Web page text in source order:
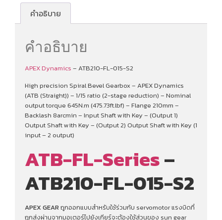
คำอธิบาย
คำอธิบาย
APEX Dynamics – ATB210-FL-015-S2
High precision Spiral Bevel Gearbox – APEX Dynamics
(ATB (Straight)) – 1/15 ratio (2-stage reduction) – Nominal
output torque 645N.m (475.73ft.lbf) – Flange 210mm –
Backlash 8arcmin – Input Shaft with Key – (Output 1)
Output Shaft with Key – (Output 2) Output Shaft with Key (1
input – 2 output)
ATB-FL-Series–
ATB210-FL-015-S2
APEX GEAR ถูกออกแบบสำหรับใช้ร่วมกับ servomotor แรงบิดที่
ถูกส่งผ่านจากมอเตอร์ไปยังเกียร์จะต้องใช้ส่วนของ sun gear